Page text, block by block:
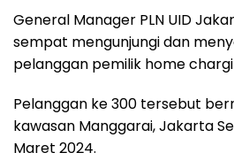
General Manager PLN UID
sempat mengunjungi dan
pelanggan pemilik home
Pelanggan ke 300 tersebut
kawasan Manggarai, Jakarta
Maret 2024.